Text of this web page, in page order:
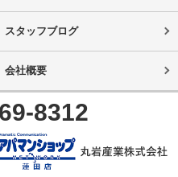
スタッフブログ
会社概要
8312